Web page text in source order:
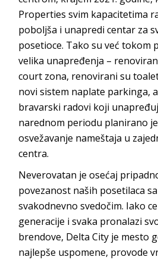
Properties svim kapacitetima
poboljša i unapredi centar za
posetioce. Tako su već tokom
velika unapređenja –
court zona, renovirani su
novi sistem naplate parkinga,
bravarski radovi koji
narednom periodu planirano
osvežavanje nameštaja u
centra.
Neverovatan je osećaj
povezanost naših posetilaca
svakodnevno svedočim. Iako
generacije i svaka pronalazi
brendove, Delta City je mesto
najlepše uspomene, provode